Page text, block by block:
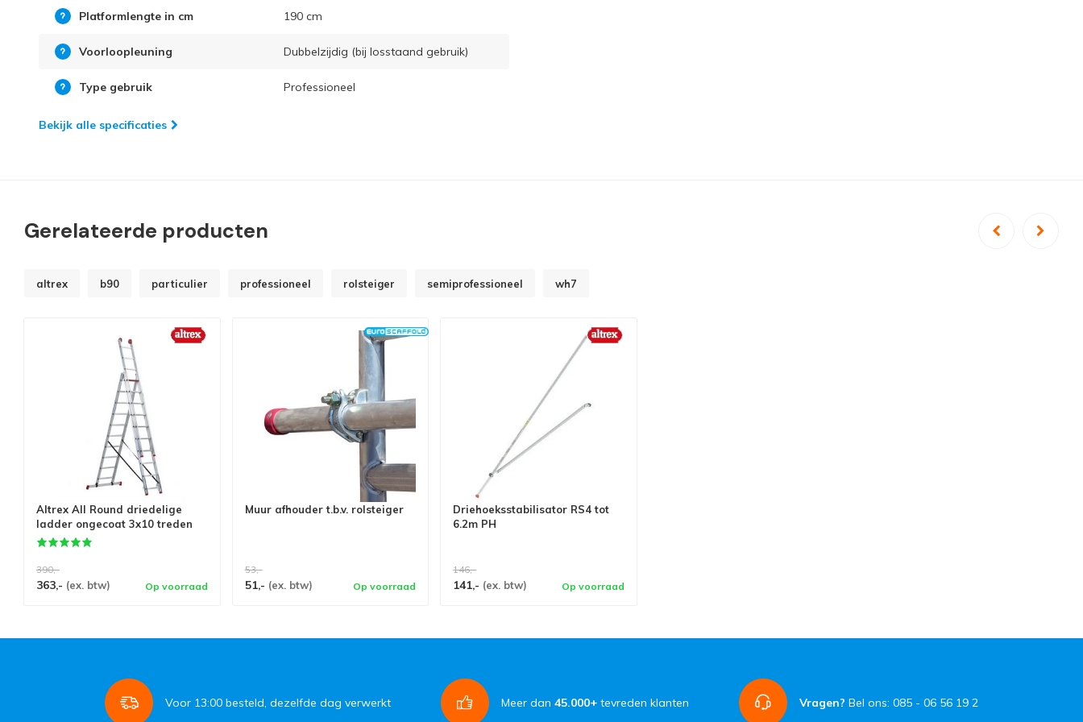
Platformlengte in cm 190 cm
Voorloopleuning Dubbelzijdig (bij losstaand gebruik)
Type gebruik Professioneel
Bekijk alle specificaties
Gerelateerde producten
altrex b90 particulier professioneel rolsteiger semiprofessioneel wh7
Altrex All Round driedelige
ladder ongecoat 3x10 treden
390,-
363,- (ex. btw) Op voorraad
Muur afhouder t.b.v. rolsteiger
53,-
51,- (ex. btw) Op voorraad
Driehoeksstabilisator RS4 tot
6.2m PH
146,-
141,- (ex. btw) Op voorraad
Voor 13:00 besteld, dezelfde dag verwerkt Meer dan 45.000+ tevreden klanten Vragen? Bel ons: 085 - 06 56 19 2